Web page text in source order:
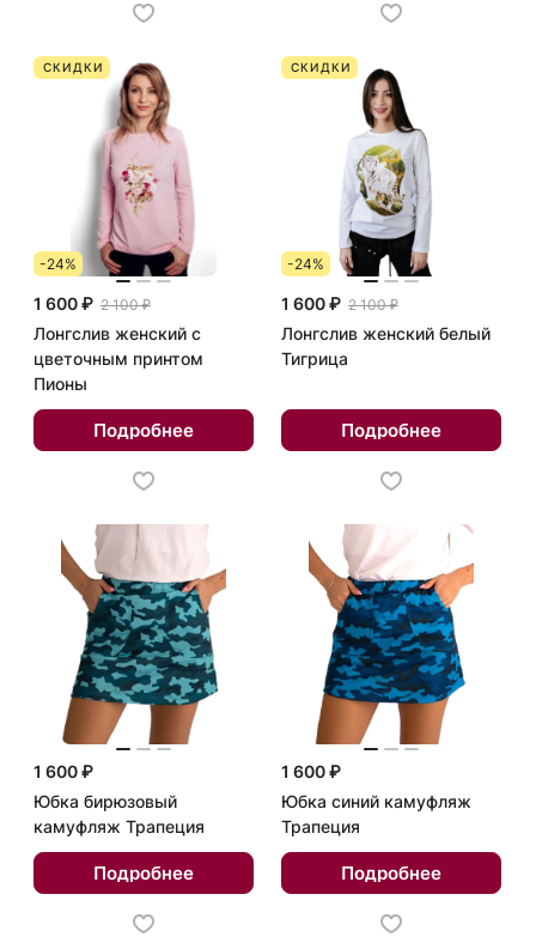
СКИДКИ
-24%
1 600 ₽ 2 100 ₽
Лонгслив женский с
цветочным принтом
Пионы
Подробнее
СКИДКИ
-24%
1 600 ₽ 2 100 ₽
Лонгслив женский белый
Тигрица
Подробнее
1 600 ₽
Юбка бирюзовый
камуфляж Трапеция
Подробнее
1 600 ₽
Юбка синий камуфляж
Трапеция
Подробнее